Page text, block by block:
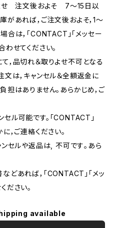
よせ 注文後およそ 7〜15日以
があれば，ご注文後およそ，1〜
は，「CONTACT」「メッセー
わせてください。
，品切れ＆取りよせ不可となる
文は，キャンセル＆全額返金に
担はありません。あらかじめ，ご
ル可能です。「CONTACT」
，ご連絡ください。
セルや返品は, 不可です｡あら
どあれば，「CONTACT」「メッ
ださい。
available